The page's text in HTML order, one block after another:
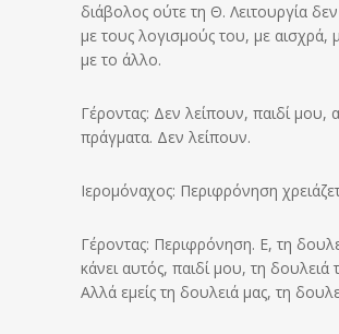
διάβολος ούτε τη Θ. Λειτουργία
με τους λογισμούς του, με αισχρά,
με το άλλο.
Γέροντας: Δεν λείπουν, παιδί μου,
πράγματα. Δεν λείπουν.
Ιερομόναχος: Περιφρόνηση
Γέροντας: Περιφρόνηση. Ε, τη
κάνει αυτός, παιδί μου, τη δουλειά
Αλλά εμείς τη δουλειά μας, τη